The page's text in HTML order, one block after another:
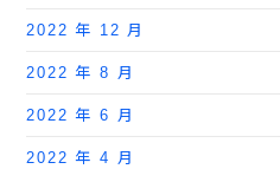
2022 年 12 月
2022 年 8 月
2022 年 6 月
2022 年 4 月